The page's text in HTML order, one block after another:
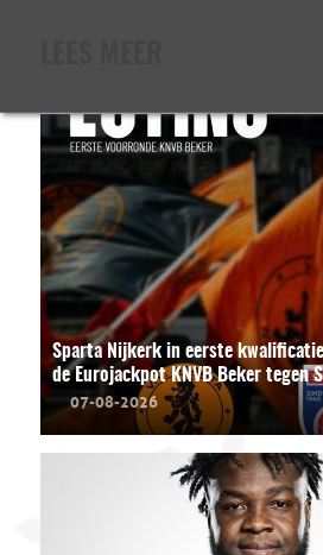
Sparta Nijkerk in eerste
de Eurojackpot KNVB Beker tegen
07-08-2026